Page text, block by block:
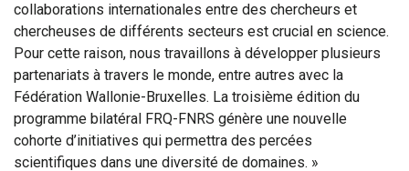
collaborations internationales entre des chercheurs et
chercheuses de différents secteurs est crucial en science.
Pour cette raison, nous travaillons à développer plusieurs
partenariats à travers le monde, entre autres avec la
Fédération Wallonie-Bruxelles. La troisième édition du
programme bilatéral FRQ-FNRS génère une nouvelle
cohorte d’initiatives qui permettra des percées
scientifiques dans une diversité de domaines. »